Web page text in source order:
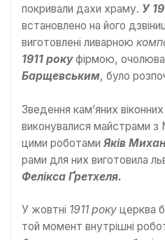
покривали дахи храму. У
встановлено на його
виготовлені ливарною
1911 рокуфірмою,
Барщевським, було
Зведення кам’яних
виконувалися майстрами з
цими роботами Яків
рами для них виготовила
Фелікса Ґретхеля.
У жовтні 1911 року церква
той момент внутрішні